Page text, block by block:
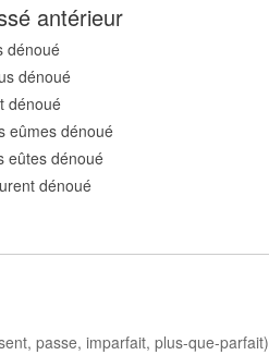
antérieur
dénoué
dénoué
dénoué
eûmes dénoué
eûtes dénoué
dénoué
passe, imparfait, plus-que-parfait)